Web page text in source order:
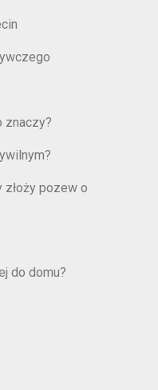
znaczy?
pozew o
do domu?